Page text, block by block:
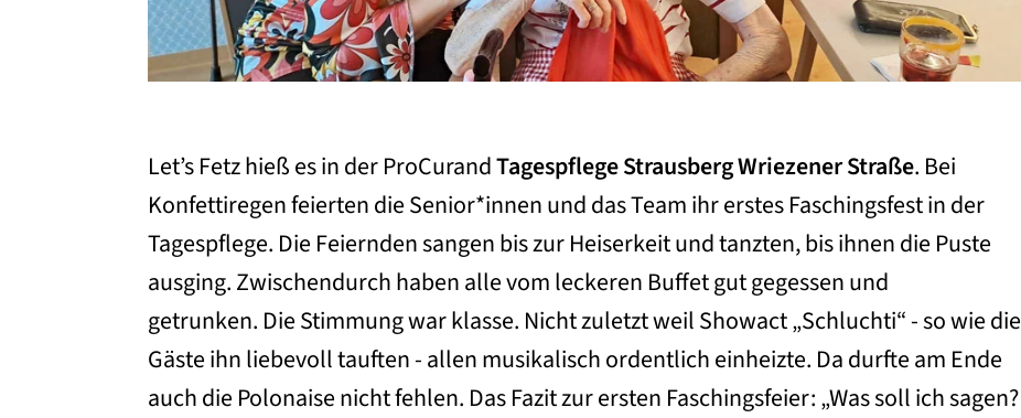
Let’s Fetz hieß es in der ProCurandTagespflege Strausberg Wriezener Straße. Bei
Konfettiregen feierten die Senior*innen und das Team ihr erstes Faschingsfest in der
Tagespflege. Die Feiernden sangen bis zur Heiserkeit und tanzten, bis ihnen die Puste
ausging. Zwischendurch haben alle vom leckeren Buffet gut gegessen und
getrunken. Die Stimmung war klasse. Nicht zuletzt weil Showact „Schluchti“ - so wie die
Gäste ihn liebevoll tauften - allen musikalisch ordentlich einheizte. Da durfte am Ende
auch die Polonaise nicht fehlen. Das Fazit zur ersten Faschingsfeier: „Was soll ich sagen?